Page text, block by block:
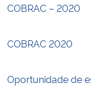
COBRAC – 2020
COBRAC 2020
Oportunidade de